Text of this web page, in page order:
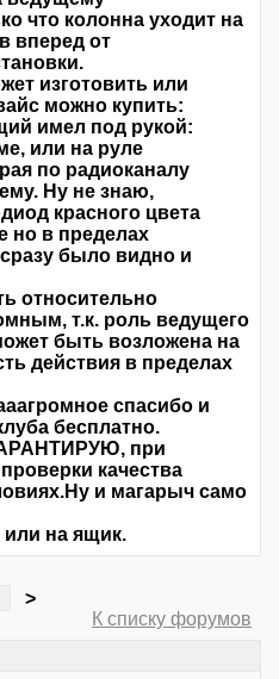
что колонна уходит на
вперед от
изготовить или
можно купить:
имел под рукой:
или на руле
по радиоканалу
Ну не знаю,
красного цвета
но в пределах
было видно и
относительно
т.к. роль ведущего
быть возложена на
действия в пределах
спасибо и
бесплатно.
при
качества
и магарыч само
на ящик.
>
К списку форумов